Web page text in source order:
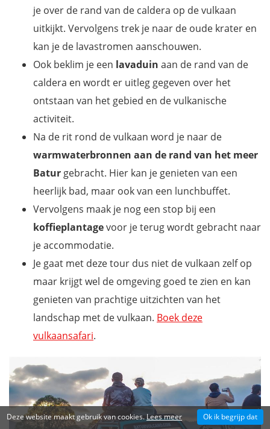
je over de rand van de caldera op de vulkaan
uitkijkt. Vervolgens trek je naar de oude krater en
kan je de lavastromen aanschouwen.
Ook beklim je een lavaduin aan de rand van de
caldera en wordt er uitleg gegeven over het
ontstaan van het gebied en de vulkanische
activiteit.
Na de rit rond de vulkaan word je naar de
warmwaterbronnen aan de rand van het meer
Baturgebracht. Hier kan je genieten van een
heerlijk bad, maar ook van een lunchbuffet.
Vervolgens maak je nog een stop bij een
koffieplantagevoor je terug wordt gebracht naar
je accommodatie.
Je gaat met deze tour dus niet de vulkaan zelf op
maar krijgt wel de omgeving goed te zien en kan
genieten van prachtige uitzichten van het
landschap met de vulkaan. Boek deze
vulkaansafari.
Deze website maakt gebruik van cookies.Lees meer Ok ik begrijp dat